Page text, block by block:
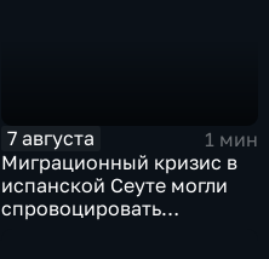
7 августа
1 мин
Миграционный кризис в
испанской Сеуте могли
спровоцировать